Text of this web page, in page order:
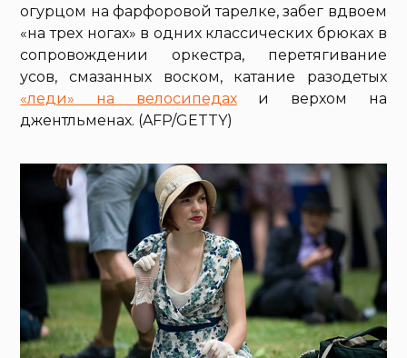
огурцом на фарфоровой тарелке, забег вдвоем
«на трех ногах» в одних классических брюках в
сопровождении оркестра, перетягивание
усов, смазанных воском, катание разодетых
«леди» на велосипедахи верхом на
джентльменах. (AFP/GETTY)